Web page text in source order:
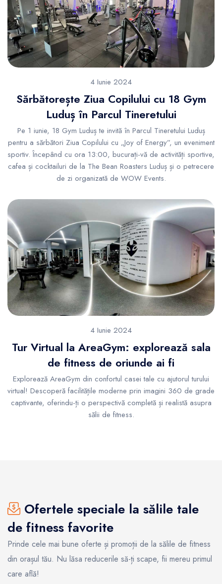
4 Iunie 2024
Sărbătorește Ziua Copilului cu 18 Gym
Luduș în Parcul Tineretului
Pe 1 iunie, 18 Gym Luduș te invită în Parcul Tineretului Luduș
pentru a sărbători Ziua Copilului cu „Joy of Energy”, un eveniment
sportiv. Începând cu ora 13:00, bucurați-vă de activități sportive,
cafea și cocktailuri de la The Bean Roasters Luduș și o petrecere
de zi organizată de WOW Events.
4 Iunie 2024
Tur Virtual la AreaGym: explorează sala
de fitness de oriunde ai fi
Explorează AreaGym din confortul casei tale cu ajutorul turului
virtual! Descoperă facilitățile moderne prin imagini 360 de grade
captivante, oferindu-ți o perspectivă completă și realistă asupra
sălii de fitness.
Ofertele speciale la sălile tale
de fitness favorite
Prinde cele mai bune oferte și promoții de la sălile de fitness
din orașul tău. Nu lăsa reducerile să-ți scape, fii mereu primul
care află!